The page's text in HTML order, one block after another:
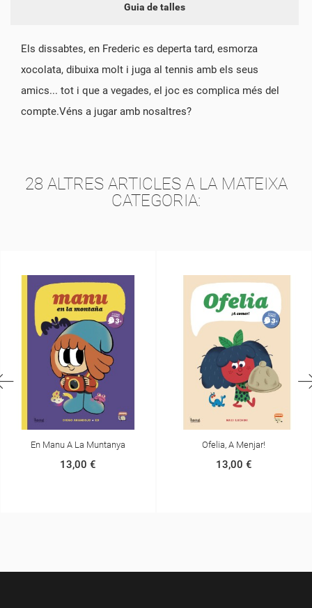
Guia de talles
Els dissabtes, en Frederic es deperta tard, esmorza
xocolata, dibuixa molt i juga al tennis amb els seus
amics... tot i que a vegades, el joc es complica més del
compte.Véns a jugar amb nosaltres?
28 ALTRES ARTICLES A LA MATEIXA
CATEGORIA:
En Manu A La Muntanya
13,00 €
Ofelia, A Menjar!
13,00 €